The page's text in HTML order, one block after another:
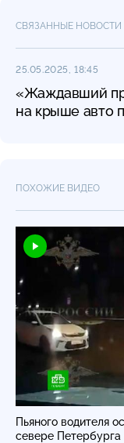
СВЯЗАННЫЕ НОВОСТИ
25.05.2025, 18:45
«Жаждавший
на крыше авто
ПОХОЖИЕ ВИДЕО
Пьяного водителя
севере Петербурга